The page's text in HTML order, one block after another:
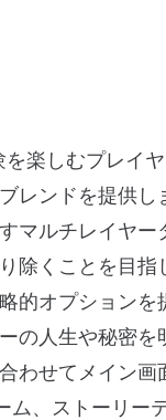
楽しむプレイ
レンドを提供
マルチレイヤ
除くことを目
的オプション
の人生や秘密
わせてメイン
、ストーリー